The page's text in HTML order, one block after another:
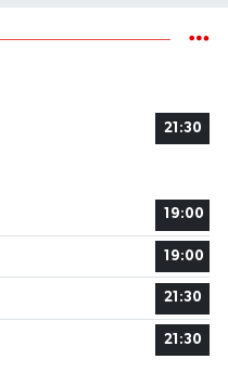
21:30
19:00
19:00
21:30
21:30